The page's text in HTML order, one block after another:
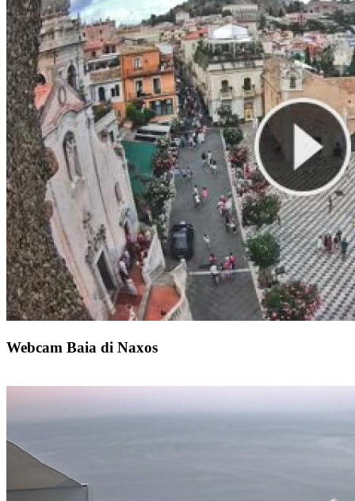
No Result
View All Result
Webcam Baia di Naxos